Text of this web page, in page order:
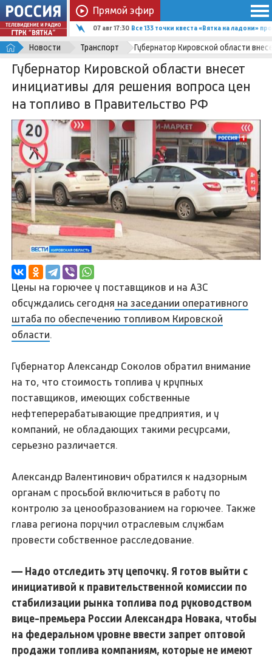
Прямой эфир
07 авг 17:30 Все 133 точки квеста «Вятка на ладони»
Новости Транспорт Губернатор Кировской области
Губернатор Кировской области внесет
инициативы для решения вопроса цен
на топливо в Правительство РФ
Цены на горючее у поставщиков и на АЗС
обсуждались сегодня на заседании оперативного
штаба по обеспечению топливом Кировской
области.
Губернатор Александр Соколов обратил внимание
на то, что стоимость топлива у крупных
поставщиков, имеющих собственные
нефтеперерабатывающие предприятия, и у
компаний, не обладающих такими ресурсами,
серьезно различается.
Александр Валентинович обратился к надзорным
органам с просьбой включиться в работу по
контролю за ценообразованием на горючее. Также
глава региона поручил отраслевым службам
провести собственное расследование.
— Надо отследить эту цепочку. Я готов выйти с
инициативой к правительственной комиссии по
стабилизации рынка топлива под руководством
вице-премьера России Александра Новака, чтобы
на федеральном уровне ввести запрет оптовой
продажи топлива компаниям, которые не имеют